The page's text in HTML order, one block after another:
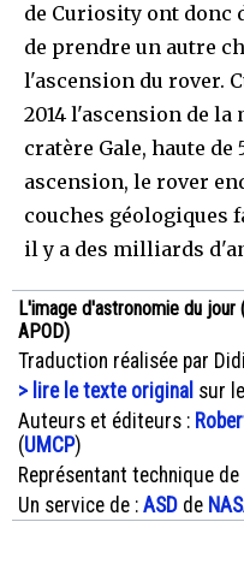
de Curiosity ont donc
de prendre un autre
l'ascension du rover.
2014 l'ascension de
cratère Gale, haute
ascension, le rover
couches géologiques
il y a des milliards
L'image d'astronomie du
APOD)
Traduction réalisée par
> lire le texte original sur
Auteurs et éditeurs :
(UMCP)
Représentant technique de
Un service de : ASD de